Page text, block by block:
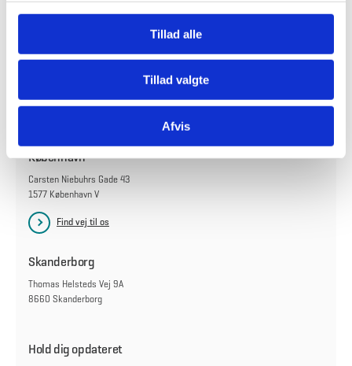
Tillad alle
Tillad valgte
Afvis
Tog
Skanderborg Station ligger 1,3 km fra styrelsen.
København
Carsten Niebuhrs Gade 43
1577 København V
Find vej til os
Skanderborg
Thomas Helsteds Vej 9A
8660 Skanderborg
Hold dig opdateret